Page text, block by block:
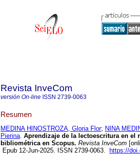
Revista InveCom
versión On-line ISSN 2739-0063
Resumen
MEDINA HINOSTROZA, Gloria Flor; NINA
Pierina. Aprendizaje de la lectoescritura en
bibliométrica en Scopus. Revista InveCom
Epub 12-Jun-2025. ISSN 2739-0063.
https://